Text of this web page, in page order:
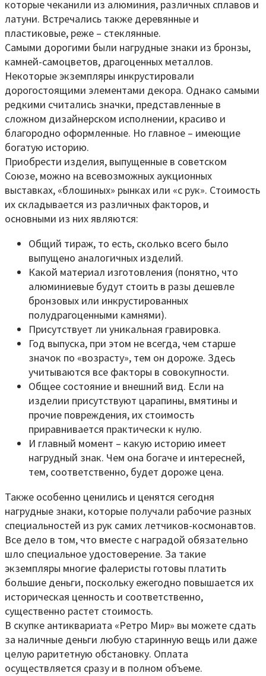
которые чеканили из алюминия, различных сплавов и
латуни. Встречались также деревянные и
пластиковые, реже – стеклянные.
Самыми дорогими были нагрудные знаки из бронзы,
камней-самоцветов, драгоценных металлов.
Некоторые экземпляры инкрустировали
дорогостоящими элементами декора. Однако самыми
редкими считались значки, представленные в
сложном дизайнерском исполнении, красиво и
благородно оформленные. Но главное – имеющие
богатую историю.
Приобрести изделия, выпущенные в советском
Союзе, можно на всевозможных аукционных
выставках, «блошиных» рынках или «с рук». Стоимость
их складывается из различных факторов, и
основными из них являются:
Общий тираж, то есть, сколько всего было
выпущено аналогичных изделий.
Какой материал изготовления (понятно, что
алюминиевые будут стоить в разы дешевле
бронзовых или инкрустированных
полудрагоценными камнями).
Присутствует ли уникальная гравировка.
Год выпуска, при этом не всегда, чем старше
значок по «возрасту», тем он дороже. Здесь
учитываются все факторы в совокупности.
Общее состояние и внешний вид. Если на
изделии присутствуют царапины, вмятины и
прочие повреждения, их стоимость
приравнивается практически к нулю.
И главный момент – какую историю имеет
нагрудный знак. Чем она богаче и интересней,
тем, соответственно, будет дороже цена.
Также особенно ценились и ценятся сегодня
нагрудные знаки, которые получали рабочие разных
специальностей из рук самих летчиков-космонавтов.
Все дело в том, что вместе с наградой обязательно
шло специальное удостоверение. За такие
экземпляры многие фалеристы готовы платить
большие деньги, поскольку ежегодно повышается их
историческая ценность и соответственно,
существенно растет стоимость.
В скупке антиквариата «Ретро Мир» вы можете сдать
за наличные деньги любую старинную вещь или даже
целую раритетную обстановку. Оплата
осуществляется сразу и в полном объеме.